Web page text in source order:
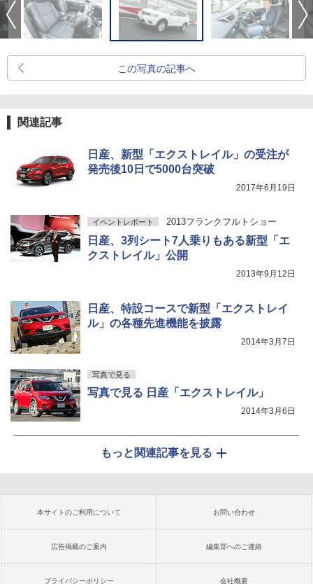
この写真の記事へ
関連記事
日産、新型「エクストレイル」の受注が
発売後10日で5000台突破
2017年6月19日
イベントレポート 2013フランクフルトショー
日産、3列シート7人乗りもある新型「エ
クストレイル」公開
2013年9月12日
日産、特設コースで新型「エクストレイ
ル」の各種先進機能を披露
2014年3月7日
写真で見る
写真で見る 日産「エクストレイル」
2014年3月6日
もっと関連記事を見る
本サイトのご利用について お問い合わせ
広告掲載のご案内 編集部へのご連絡
プライバシーポリシー 会社概要